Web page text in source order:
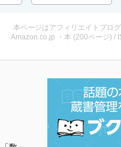
本ページはアフィリエイトプロ
Amazon.co.jp ・本 (200ページ) /